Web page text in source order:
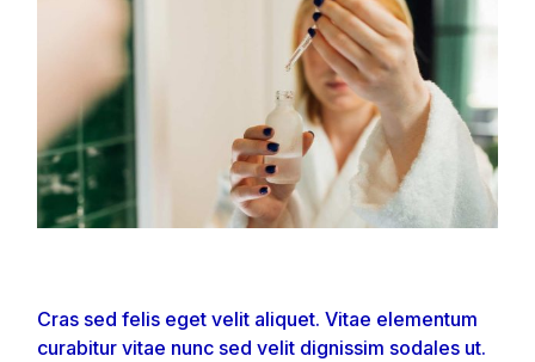
Cras sed felis eget velit aliquet. Vitae elementum
curabitur vitae nunc sed velit dignissim sodales ut.